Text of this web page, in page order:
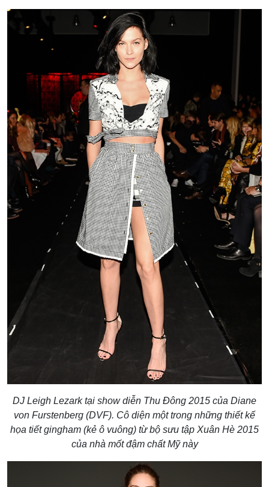
DJ Leigh Lezark tại show diễn Thu Đông 2015 của Diane
von Furstenberg (DVF). Cô diện một trong những thiết kế
họa tiết gingham (kẻ ô vuông) từ bộ sưu tập Xuân Hè 2015
của nhà mốt đậm chất Mỹ này